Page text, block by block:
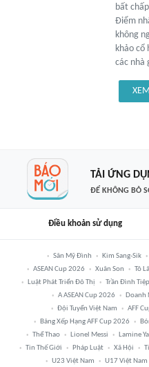
bất
Điểm
không
khảo cổ
các nhà
TẢI ỨNG
ĐỂ KHÔNG BỎ
Điều khoản sử dụng
Sân Mỹ Đình Kim Sang-Sik
ASEAN Cup 2026
Xuân Son Tô
Luật Phát Triển Đô Thị
Trần Đình Tiệp
A ASEAN Cup 2026
Doanh
Đội Tuyển Việt Nam
AFF
Bảng Xếp Hạng AFF Cup 2026
Thể Thao
Lionel Messi Lamine
Tin Thế Giới
Pháp Luật Xã Hội
U23 Việt Nam
U17 Việt Nam